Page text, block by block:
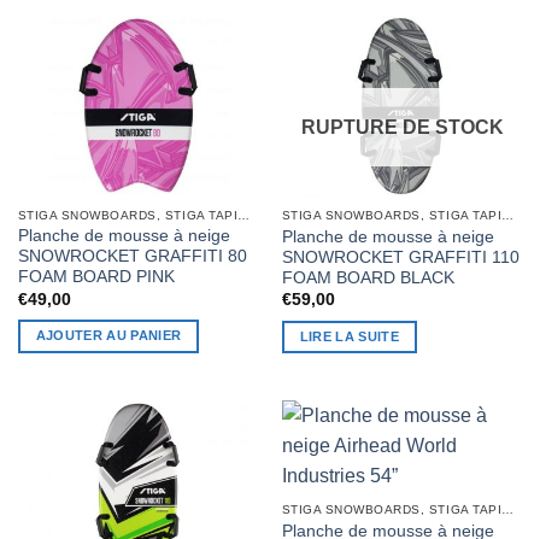
Planche de mousse à neige
SNOWROCKET GRAFFITI 80
FOAM BOARD PINK
€49,00
AJOUTER AU PANIER
RUPTURE DE STOCK
Planche de mousse à neige
SNOWROCKET GRAFFITI 110
FOAM BOARD BLACK
€59,00
LIRE LA SUITE
STIGA SNOWBOARDS, STIGA TAPIS À NEIGE
Planche de mousse à neige